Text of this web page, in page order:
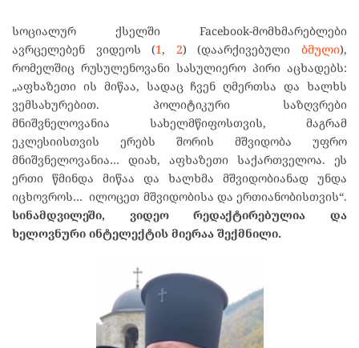
სოციალურ ქსელში Facebook-მომხმარებლები
ავრცელებენ ვიდეოს (1, 2) (დაარქივებულიბმული),
რომელშიც რუსულენოვანი სასულიერო პირი აცხადებს:
„აფხაზეთი ის მიწაა, სადაც ჩვენ ღმერთსა და ხალხს
ვემსახურებით. პოლიტიკური საზღვრები
მნიშვნელოვანია სახელმწიფოსთვის, მაგრამ
ეკლესიისთვის ერებს შორის მშვიდობა უფრო
მნიშვნელოვანია… დიახ, აფხაზეთი საქართველოა. ეს
ერთი წმინდა მიწაა და ხალხმა მშვიდობიანად უნდა
იცხოვროს… ილოცეთ მშვიდობისა და ერთიანობისთვის“.
სინამდვილეში, ვიდეო რედაქტირებულია და
ხელოვნური ინტელექტის მიერაა შექმნილი.